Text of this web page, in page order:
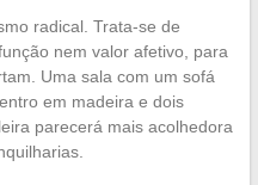
radical. Trata-se de
nem valor afetivo, para
Uma sala com um sofá
em madeira e dois
parecerá mais acolhedora